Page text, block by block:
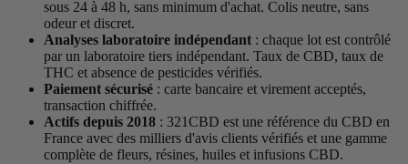
sous 24 à 48 h, sans minimum d'achat. Colis neutre, sans
odeur et discret.
Analyses laboratoire indépendant : chaque lot est contrôlé
par un laboratoire tiers indépendant. Taux de CBD, taux de
THC et absence de pesticides vérifiés.
Paiement sécurisé : carte bancaire et virement acceptés,
transaction chiffrée.
Actifs depuis 2018 : 321CBD est une référence du CBD en
France avec des milliers d'avis clients vérifiés et une gamme
complète de fleurs, résines, huiles et infusions CBD.